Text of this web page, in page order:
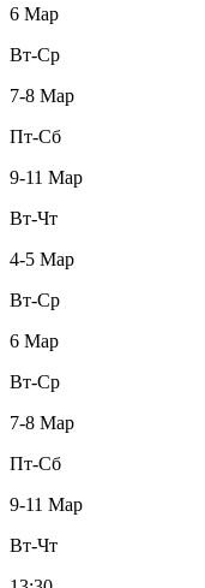
6 Мар
Вт-Ср
7-8 Мар
Пт-Сб
9-11 Мар
Вт-Чт
4-5 Мар
Вт-Ср
6 Мар
Вт-Ср
7-8 Мар
Пт-Сб
9-11 Мар
Вт-Чт